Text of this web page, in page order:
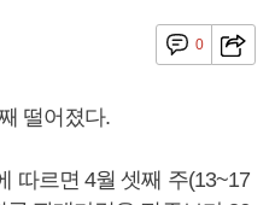
0
떨어졌다.
따르면 4월 셋째 주(13~17